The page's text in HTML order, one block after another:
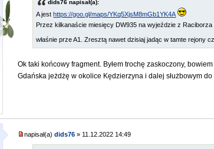
dids76 napisał(a):
A jest https://goo.gl/maps/YKq5XjsM8mGb1YK4A
Przez kilkanaście miesięcy DW935 na wyjeździe z
właśnie prze A1. Zresztą nawet dzisiaj jadąc w tamte
Ok taki końcowy fragment. Byłem trochę zaskoczony,
Gdańska jeżdżę w okolice Kędzierzyna i dalej służbowym
napisał(a)dids76 » 11.12.2022 14:49